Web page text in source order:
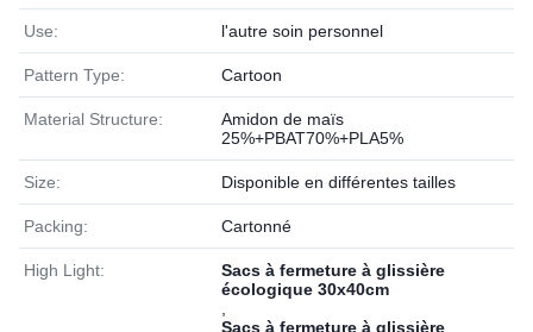
Use: l'autre soin personnel
Pattern Type: Cartoon
Material Structure:
Amidon de maïs
25%+PBAT70%+PLA5%
Size: Disponible en différentes tailles
Packing: Cartonné
High Light:
Sacs à fermeture à glissière
écologique 30x40cm
Sacs à fermeture à glissière